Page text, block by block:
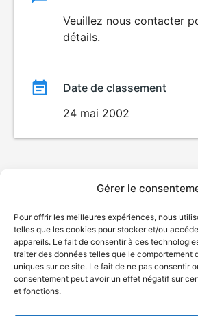
Gérer le
Pour offrir les meilleures expériences, nous
telles que les cookies pour stocker et/ou
appareils. Le fait de consentir à ces
traiter des données telles que le comportement
uniques sur ce site. Le fait de ne pas consentir
consentement peut avoir un effet négatif sur
et fonctions.
Veuillez nous contacter
détails.
Date de classement
24 mai 2002